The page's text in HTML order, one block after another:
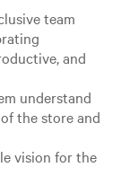
team
and
understand
the store and
vision for the